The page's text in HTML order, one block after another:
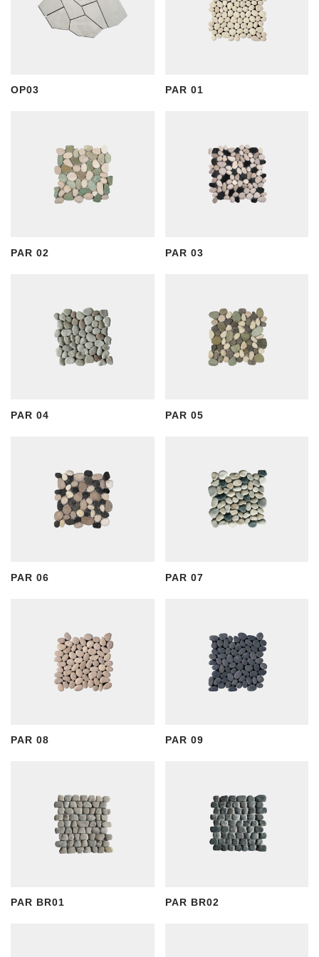
OP03 PAR 01
PAR 02 PAR 03
PAR 04 PAR 05
PAR 06 PAR 07
PAR 08 PAR 09
PAR BR01 PAR BR02